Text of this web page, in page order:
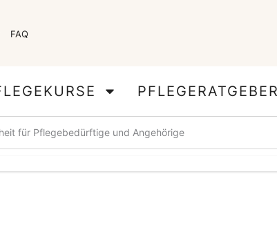
FAQ
für Pflegebedürftige und Angehörige